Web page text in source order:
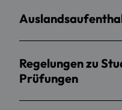
Regelungen zu
Prüfungen